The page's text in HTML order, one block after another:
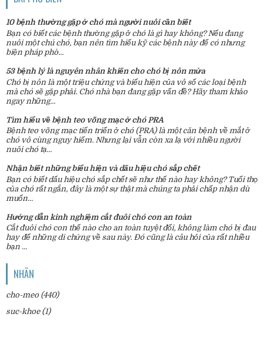
10 bệnh thường gặp ở chó mà người nuôi cần biết
Bạn có biết các bệnh thường gặp ở chó là gì hay không? Nếu đang
nuôi một chú chó, bạn nên tìm hiểu kỹ các bệnh này để có nhưng
biện pháp phò...
53 bệnh lý là nguyên nhân khiến cho chó bị nôn mửa
Chó bị nôn là một triệu chứng và biểu hiện của vô số các loại bệnh
mà chó sẽ gặp phải. Chó nhà bạn đang gặp vấn đề? Hãy tham khảo
ngay những...
Tìm hiểu về bệnh teo võng mạc ở chó PRA
Bệnh teo võng mạc tiến triển ở chó (PRA) là một căn bệnh về mắt ở
chó vô cùng nguy hiểm. Nhưng lại vẫn còn xa lạ với nhiều người
nuôi chó tạ...
Nhận biết những biểu hiện và dấu hiệu chó sắp chết
Bạn có biết dấu hiệu chó sắp chết sẽ như thế nào hay không? Tuổi thọ
của chó rất ngắn, đây là một sự thật mà chúng ta phải chấp nhận dù
muốn...
Hướng dẫn kinh nghiệm cắt đuôi chó con an toàn
Cắt đuôi chó con thế nào cho an toàn tuyệt đối, không làm chó bị đau
hay để những di chứng về sau này. Đó cũng là câu hỏi của rất nhiều
bạn ...
NHÃN
cho-meo (440)
suc-khoe (1)